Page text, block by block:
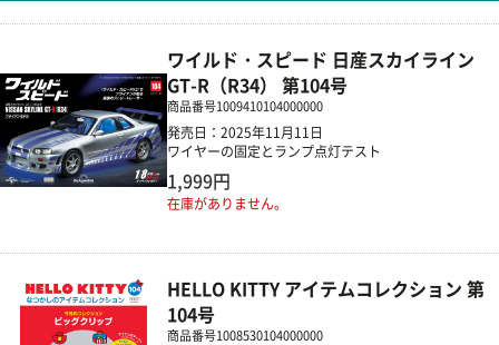
ワイルド・スピード 日産スカイライン
GT-R（R34） 第104号
商品番号1009410104000000
発売日：2025年11月11日
ワイヤーの固定とランプ点灯テスト
1,999円
在庫がありません。
HELLO KITTY アイテムコレクション 第
104号
商品番号1008530104000000